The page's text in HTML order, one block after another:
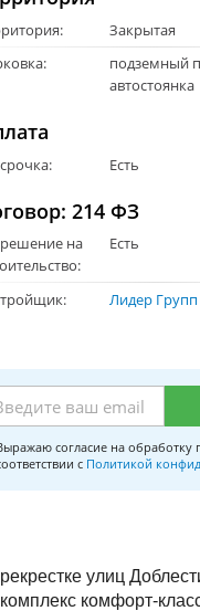
Закрытая
подземный
автостоянка
Есть
214 ФЗ
на
Есть
Лидер Групп
согласие на обработку
с Политикой
улиц
комплекс комфорт-